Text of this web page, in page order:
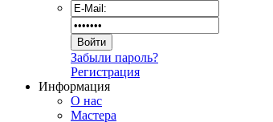
Забыли пароль?
Регистрация
Информация
О нас
Мастера